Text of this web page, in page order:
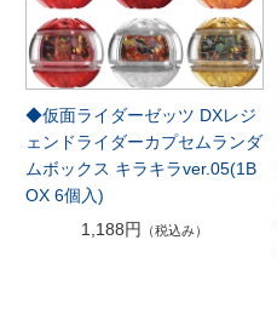
◆仮面ライダーゼッツ DXレジ
ェンドライダーカプセムランダ
ムボックス キラキラver.05(1B
OX 6個入)
1,188円
（税込み）